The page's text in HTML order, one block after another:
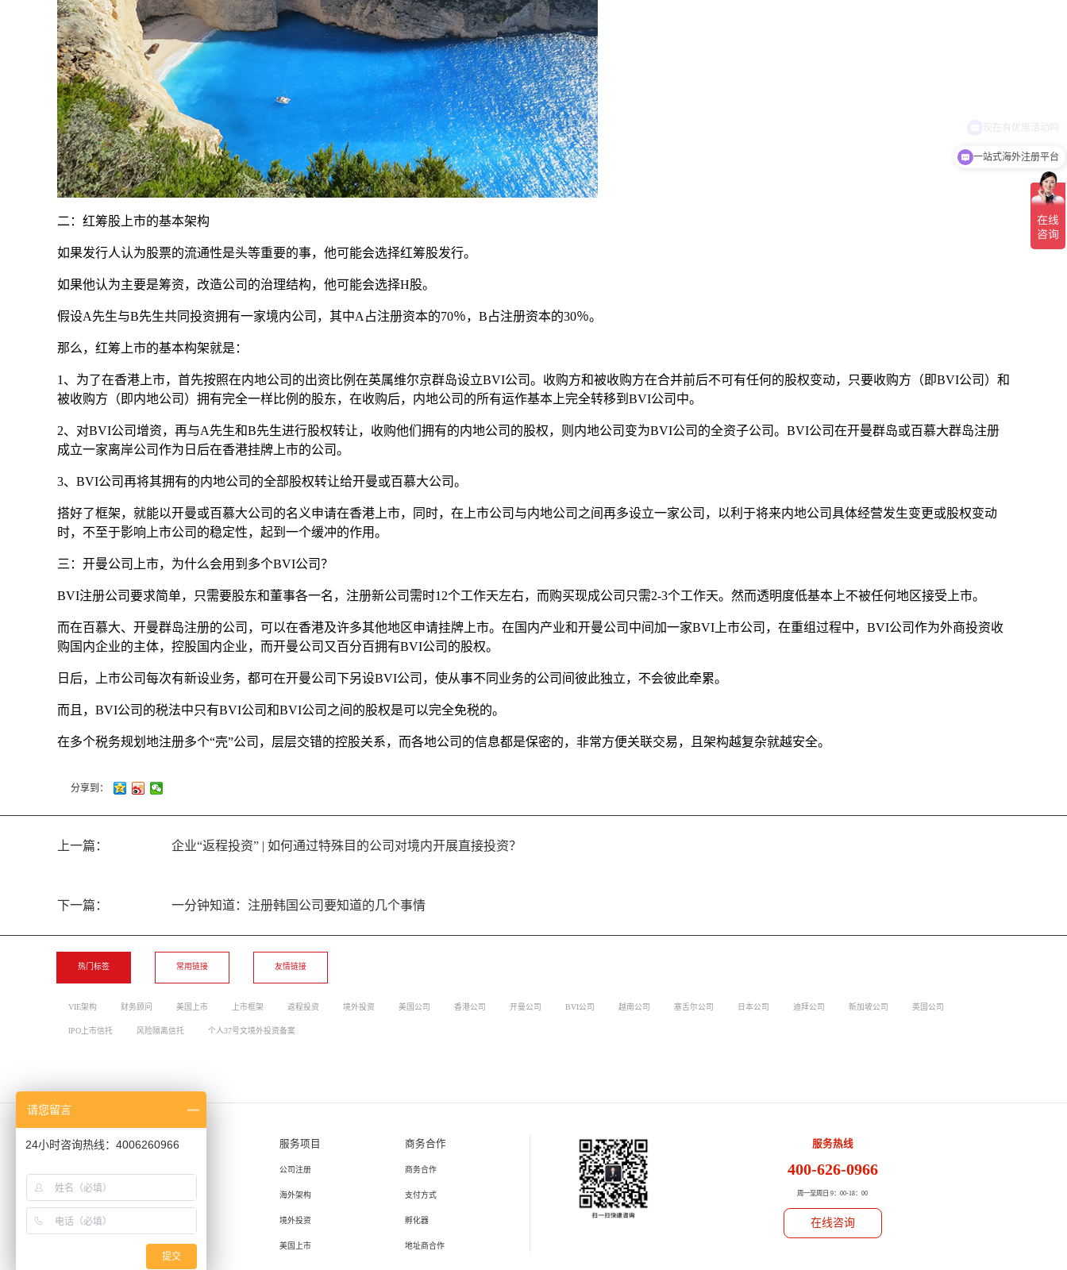
二：红筹股上市的基本架构
如果发行人认为股票的流通性是头等重要的事，他可能会选择红筹股发行。
如果他认为主要是筹资，改造公司的治理结构，他可能会选择H股。
假设A先生与B先生共同投资拥有一家境内公司，其中A占注册资本的70％，B占注册资本的30％。
那么，红筹上市的基本构架就是：
1、为了在香港上市，首先按照在内地公司的出资比例在英属维尔京群岛设立BVI公司。收购方和被收购方在合并前后不可有任何的股权变动，只要收购方（即BVI公司）和
被收购方（即内地公司）拥有完全一样比例的股东，在收购后，内地公司的所有运作基本上完全转移到BVI公司中。
2、对BVI公司增资，再与A先生和B先生进行股权转让，收购他们拥有的内地公司的股权，则内地公司变为BVI公司的全资子公司。BVI公司在开曼群岛或百慕大群岛注册
成立一家离岸公司作为日后在香港挂牌上市的公司。
3、BVI公司再将其拥有的内地公司的全部股权转让给开曼或百慕大公司。
搭好了框架，就能以开曼或百慕大公司的名义申请在香港上市，同时，在上市公司与内地公司之间再多设立一家公司，以利于将来内地公司具体经营发生变更或股权变动
时，不至于影响上市公司的稳定性，起到一个缓冲的作用。
三：开曼公司上市，为什么会用到多个BVI公司？
BVI注册公司要求简单，只需要股东和董事各一名，注册新公司需时12个工作天左右，而购买现成公司只需2-3个工作天。然而透明度低基本上不被任何地区接受上市。
而在百慕大、开曼群岛注册的公司，可以在香港及许多其他地区申请挂牌上市。在国内产业和开曼公司中间加一家BVI上市公司，在重组过程中，BVI公司作为外商投资收
购国内企业的主体，控股国内企业，而开曼公司又百分百拥有BVI公司的股权。
日后，上市公司每次有新设业务，都可在开曼公司下另设BVI公司，使从事不同业务的公司间彼此独立，不会彼此牵累。
而且，BVI公司的税法中只有BVI公司和BVI公司之间的股权是可以完全免税的。
在多个税务规划地注册多个“壳”公司，层层交错的控股关系，而各地公司的信息都是保密的，非常方便关联交易，且架构越复杂就越安全。
分享到：
上一篇： 企业“返程投资” | 如何通过特殊目的公司对境内开展直接投资？
下一篇： 一分钟知道：注册韩国公司要知道的几个事情
热门标签
VIE架构 财务顾问 美国上市 上市框架 返程投资 境外投资 美国公司 香港公司 开曼公司 BVI公司 越南公司 塞舌尔公司 日本公司 迪拜公司 新加坡公司 英国公司
IPO上市信托 风险隔离信托 个人37号文境外投资备案
常用链接 友情链接
关于瑞驰
更多服务
服务项目
公司注册
海外架构
境外投资
美国上市
商务合作
商务合作
支付方式
孵化器
地址商合作
服务热线
400-626-0966
周一至周日 9：00-18：00
在线咨询
一站式海外注册平台
请您留言
24小时咨询热线：4006260966
提交